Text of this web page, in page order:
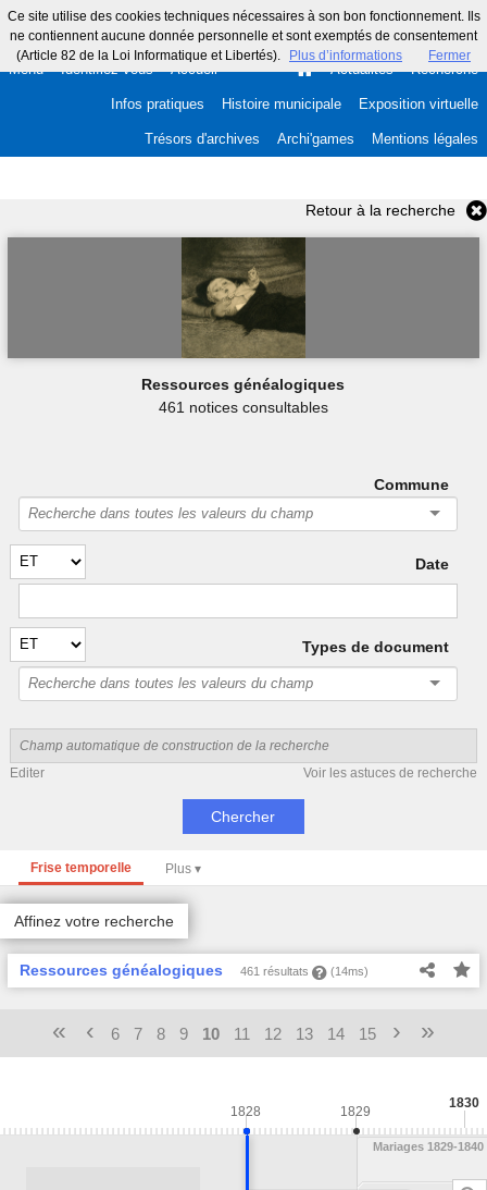
Ce site utilise des cookies techniques nécessaires à son bon fonctionnement. Ils
ne contiennent aucune donnée personnelle et sont exemptés de consentement
(Article 82 de la Loi Informatique et Libertés).
Plus d’informations Fermer
Menu Identifiez-vous Accueil Actualités Recherche
Infos pratiques Histoire municipale Exposition virtuelle
Trésors d'archives Archi'games Mentions légales
Retour à la recherche
Ressources généalogiques
461 notices consultables
Commune
Date
Types de document
Editer Voir les astuces de recherche
Frise temporelle
Affinez votre recherche
Ressources généalogiques 461 résultats (14ms)
« ‹ 6 7 8 9 10 11 12 13 14 15 › »
Mariages 1829-1840
1830
1828 1829